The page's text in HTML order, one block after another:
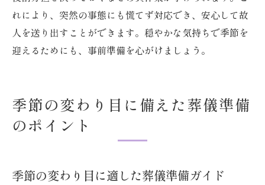
小山市での葬儀に役立つアクセスと予約情報
小山聖苑へのアクセス方法と利用時の注意
葬儀会場の予約状況を効率的に確認する方
小山市火葬場のアクセスと利用案内まとめ
公共交通機関を使った葬儀場への行き方
予約のタイミングや混雑を避けるコツ紹介
れにより、突然の事態にも慌てず対応でき、安心して故
人を送り出すことができます。穏やかな気持ちで季節を
迎えるためにも、事前準備を心がけましょう。
季節の変わり目に備えた葬儀準備
のポイント
季節の変わり目に適した葬儀準備ガイド